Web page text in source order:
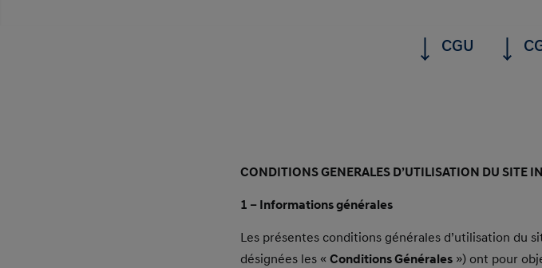
CGU
CONDITIONS GENERALES D’UTILISATION DU SITE
1 – Informations générales
Les présentes conditions générales d’utilisation du
désignées les «Conditions Générales ») ont pour